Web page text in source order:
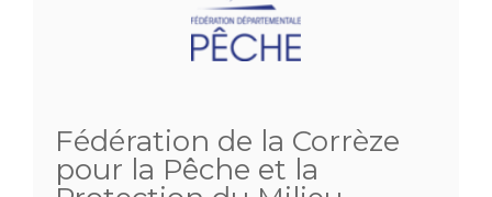
Fédération de la Corrèze
pour la Pêche et la